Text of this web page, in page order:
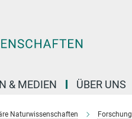
& MEDIEN ÜBER UNS
Naturwissenschaften Forschung